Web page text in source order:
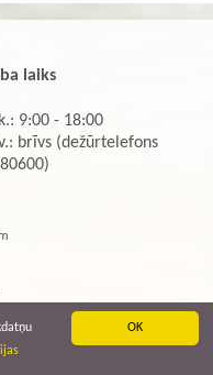
laiks
9:00 - 18:00
brīvs (dežūrtelefons
OK